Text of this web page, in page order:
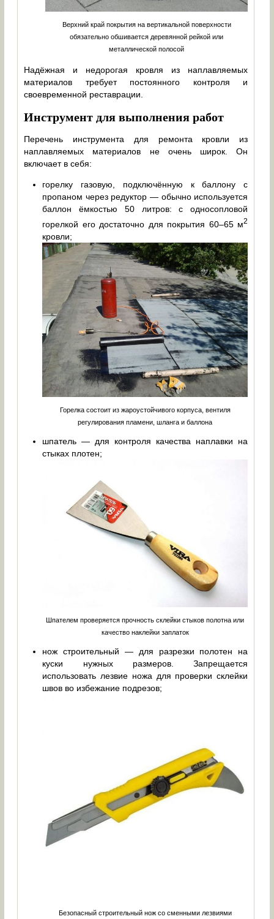
Верхний край покрытия на вертикальной поверхности
обязательно обшивается деревянной рейкой или
металлической полосой
Надёжная и недорогая кровля из наплавляемых
материалов требует постоянного контроля и
своевременной реставрации.
Инструмент для выполнения работ
Перечень инструмента для ремонта кровли из
наплавляемых материалов не очень широк. Он
включает в себя:
горелку газовую, подключённую к баллону с
пропаном через редуктор — обычно используется
баллон ёмкостью 50 литров: с односопловой
горелкой его достаточно для покрытия 60–65 м2
кровли;
Горелка состоит из жароустойчивого корпуса, вентиля
регулирования пламени, шланга и баллона
шпатель — для контроля качества наплавки на
стыках плотен;
Шпателем проверяется прочность склейки стыков полотна или
качество наклейки заплаток
нож строительный — для разрезки полотен на
куски нужных размеров. Запрещается
использовать лезвие ножа для проверки склейки
швов во избежание подрезов;
Безопасный строительный нож со сменными лезвиями